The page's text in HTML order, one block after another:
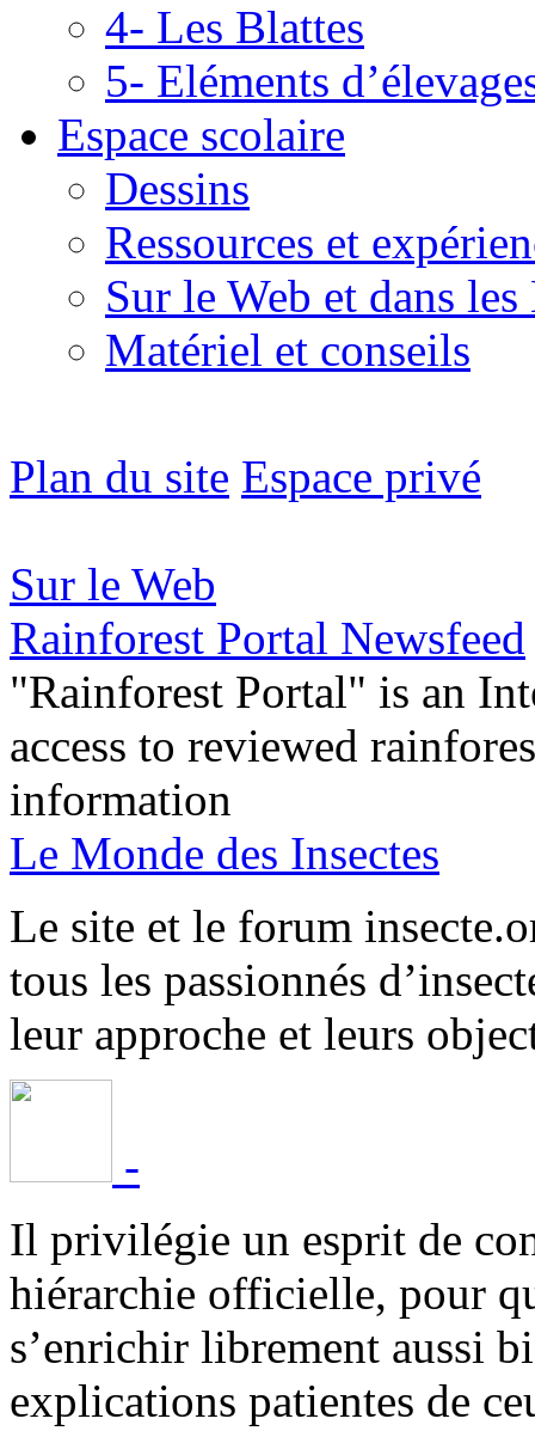
4- Les Blattes
5- Eléments
Espace scolaire
Dessins
Ressources et
Sur le Web et dans
Matériel et conseils
Plan du site Espace privé
Sur le Web
Rainforest Portal Newsfeed
"Rainforest Portal" is an
access to reviewed
information
Le Monde des Insectes
Le site et le forum
tous les passionnés
leur approche et leurs
-
Il privilégie un esprit de
hiérarchie officielle, pour
s’enrichir librement aussi
explications patientes de